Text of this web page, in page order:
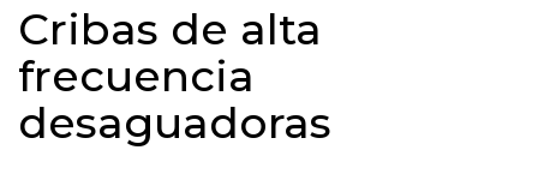
Cribas de alta
frecuencia
desaguadoras